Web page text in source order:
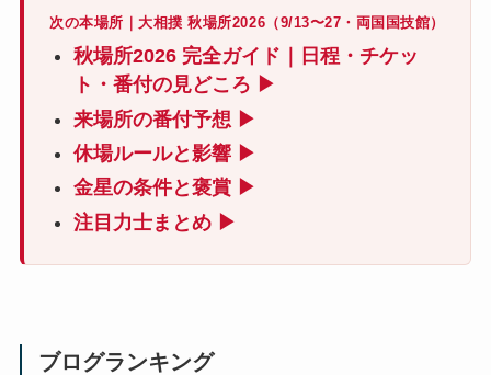
次の本場所｜大相撲 秋場所2026（9/13〜27・両国国技館）
秋場所2026 完全ガイド｜日程・チケッ
ト・番付の見どころ ▶
来場所の番付予想 ▶
休場ルールと影響 ▶
金星の条件と褒賞 ▶
注目力士まとめ ▶
ブログランキング